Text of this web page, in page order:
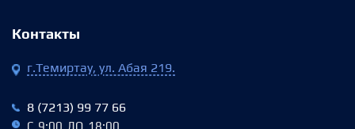
Контакты
г.Темиртау, ул. Абая 219.
8 (7213) 99 77 66
С 9:00 ДО 18:00